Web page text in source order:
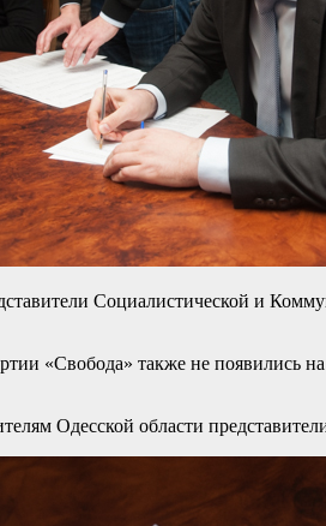
Социалистической и
«Свобода» также не появились
Одесской области